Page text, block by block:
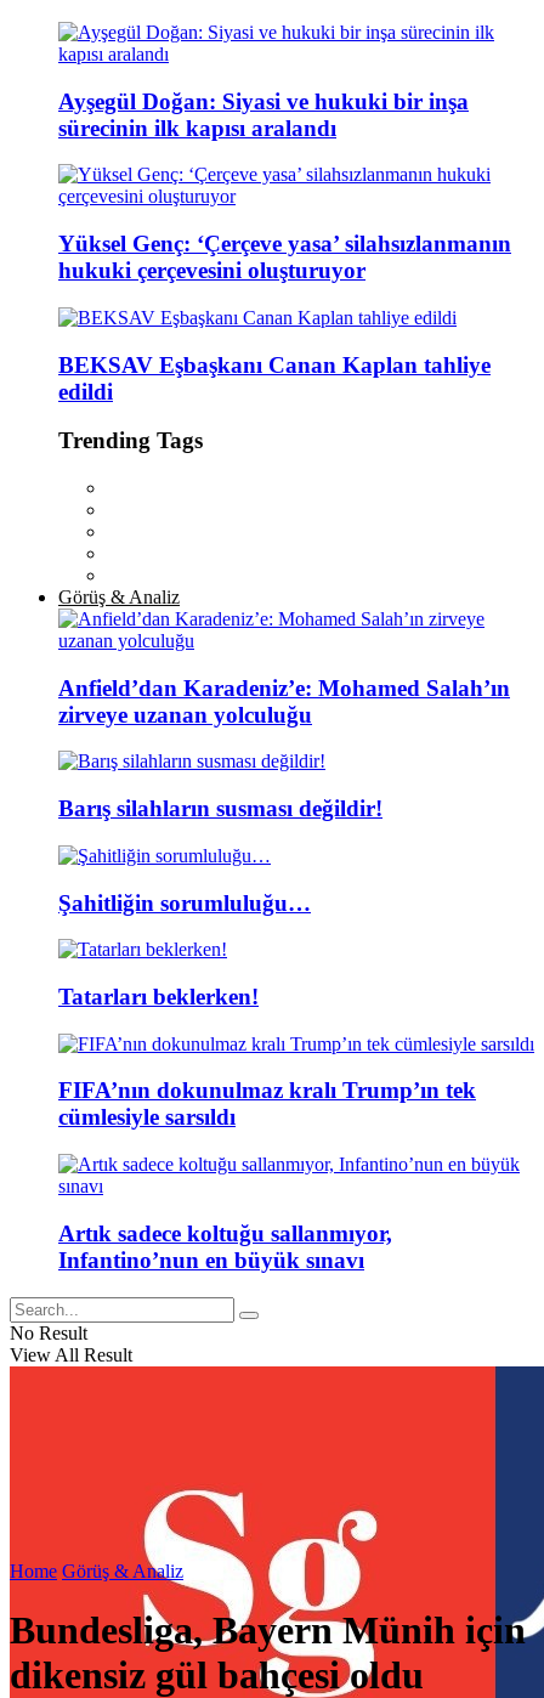
Ayşegül Doğan: Siyasi ve hukuki bir inşa
sürecinin ilk kapısı aralandı
Yüksel Genç: ‘Çerçeve yasa’ silahsızlanmanın
hukuki çerçevesini oluşturuyor
BEKSAV Eşbaşkanı Canan Kaplan tahliye
edildi
Trending Tags
Görüş & Analiz
Anfield’dan Karadeniz’e: Mohamed Salah’ın
zirveye uzanan yolculuğu
Barış silahların susması değildir!
Şahitliğin sorumluluğu…
Tatarları beklerken!
FIFA’nın dokunulmaz kralı Trump’ın tek
cümlesiyle sarsıldı
Artık sadece koltuğu sallanmıyor,
Infantino’nun en büyük sınavı
No Result
View All Result
Home Görüş & Analiz
Bundesliga, Bayern Münih için
dikensiz gül bahçesi oldu